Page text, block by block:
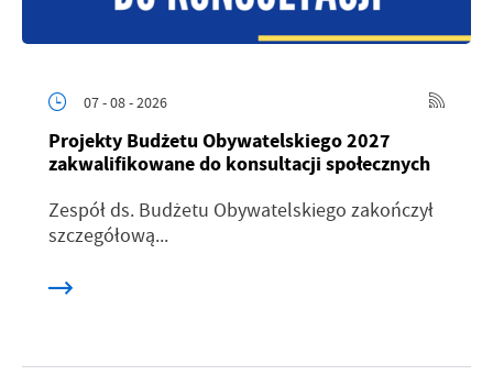
07 - 08 - 2026
Projekty Budżetu Obywatelskiego 2027
zakwalifikowane do konsultacji społecznych
Zespół ds. Budżetu Obywatelskiego zakończył
szczegółową...